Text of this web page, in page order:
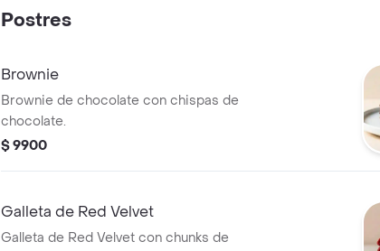
Postres
Brownie
Brownie de chocolate con chispas de
chocolate.
$ 9900
Galleta de Red Velvet
Galleta de Red Velvet con chunks de